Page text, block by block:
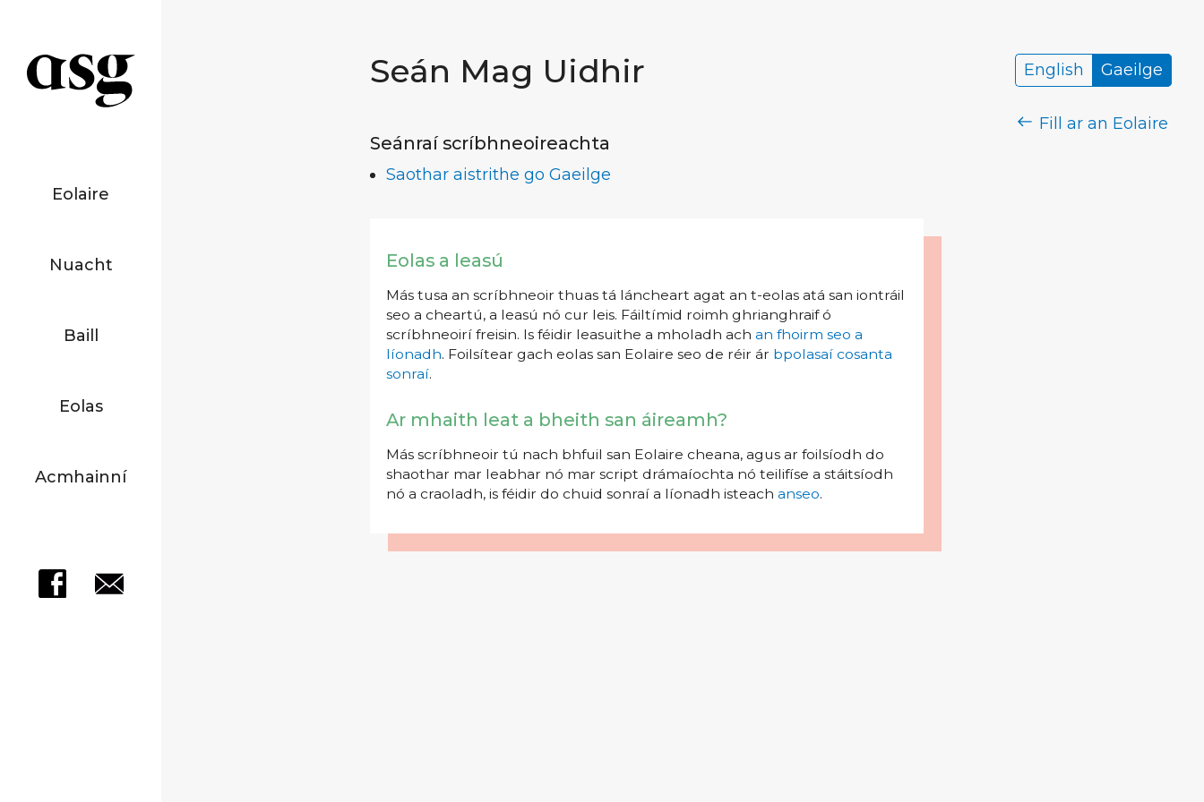
Eolaire
Nuacht
Baill
Eolas
Acmhainní
Seán Mag Uidhir English Gaeilge
Fill ar an Eolaire
Seánraí scríbhneoireachta
Saothar aistrithe go Gaeilge
Eolas a leasú
Más tusa an scríbhneoir thuas tá láncheart agat an t-eolas atá san iontráil
seo a cheartú, a leasú nó cur leis. Fáiltímid roimh ghrianghraif ó
scríbhneoirí freisin. Is féidir leasuithe a mholadh ach an fhoirm seo a
líonadh. Foilsítear gach eolas san Eolaire seo de réir ár bpolasaí cosanta
sonraí.
Ar mhaith leat a bheith san áireamh?
Más scríbhneoir tú nach bhfuil san Eolaire cheana, agus ar foilsíodh do
shaothar mar leabhar nó mar script drámaíochta nó teilifíse a stáitsíodh
nó a craoladh, is féidir do chuid sonraí a líonadh isteach anseo.